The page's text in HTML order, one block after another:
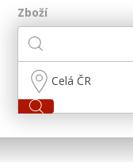
Zboží
Celá ČR